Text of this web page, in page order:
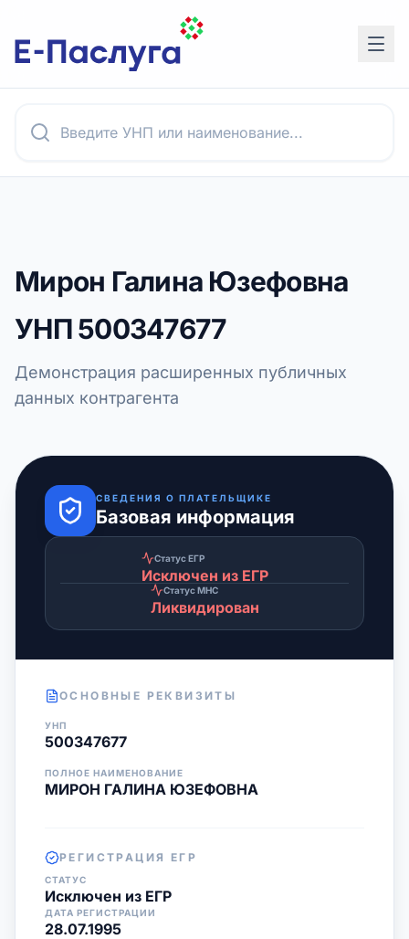
Мирон Галина Юзефовна
УНП500347677
Демонстрация расширенных публичных
данных контрагента
СВЕДЕНИЯ О ПЛАТЕЛЬЩИКЕ
Базовая информация
Статус ЕГР
Исключен из ЕГР
Статус МНС
Ликвидирован
ОСНОВНЫЕ РЕКВИЗИТЫ
УНП
500347677
ПОЛНОЕ НАИМЕНОВАНИЕ
МИРОН ГАЛИНА ЮЗЕФОВНА
РЕГИСТРАЦИЯ ЕГР
СТАТУС
Исключен из ЕГР
ДАТА РЕГИСТРАЦИИ
28.07.1995